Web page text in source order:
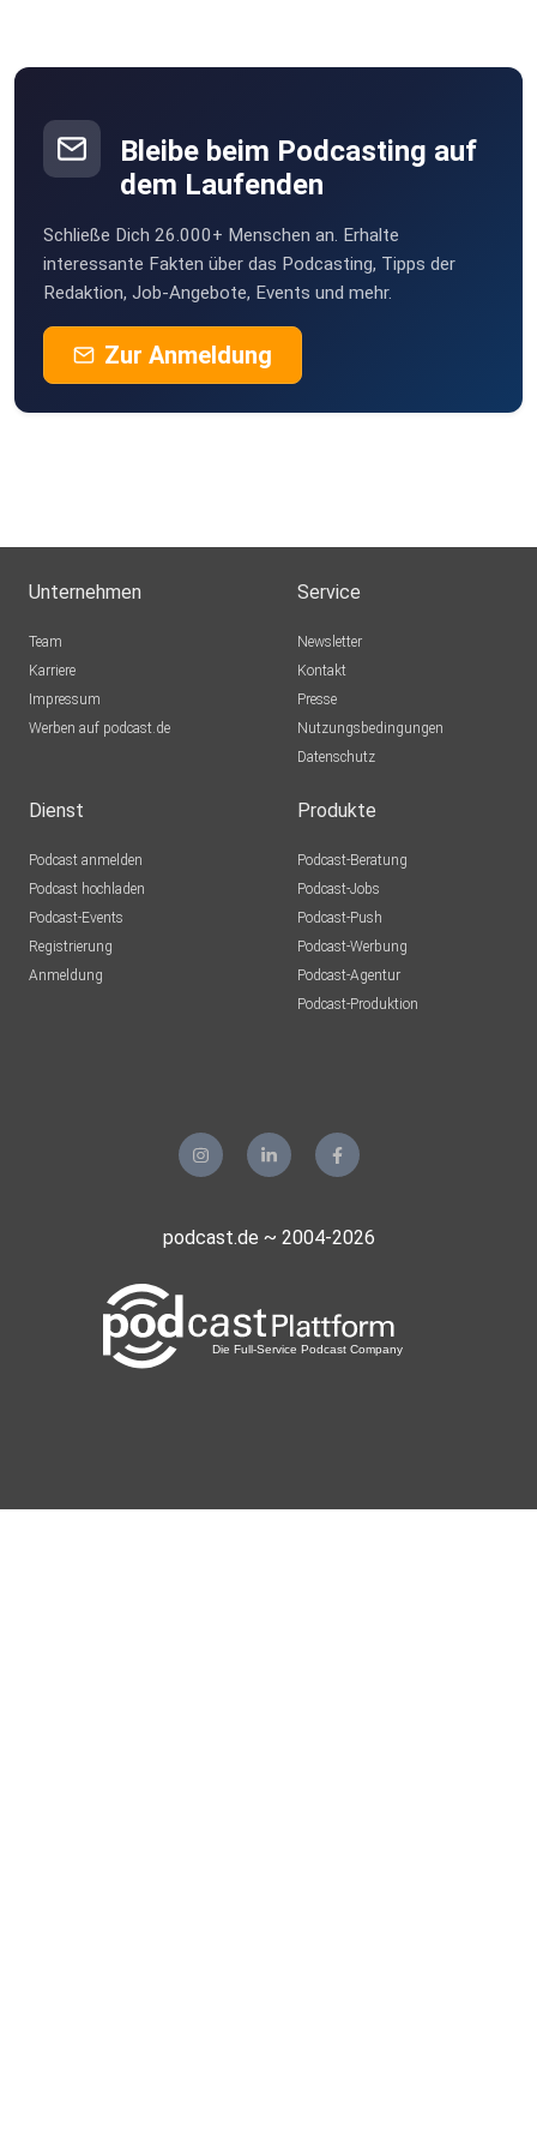
Bleibe beim Podcasting auf
dem Laufenden
Schließe Dich 26.000+ Menschen an. Erhalte
interessante Fakten über das Podcasting, Tipps der
Redaktion, Job-Angebote, Events und mehr.
Zur Anmeldung
Unternehmen
Team
Karriere
Impressum
Werben auf podcast.de
Service
Newsletter
Kontakt
Presse
Nutzungsbedingungen
Datenschutz
Dienst
Podcast anmelden
Podcast hochladen
Podcast-Events
Registrierung
Anmeldung
Produkte
Podcast-Beratung
Podcast-Jobs
Podcast-Push
Podcast-Werbung
Podcast-Agentur
Podcast-Produktion
podcast.de ~ 2004-2026